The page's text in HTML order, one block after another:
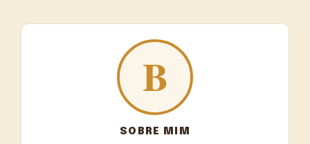
SOBRE MIM